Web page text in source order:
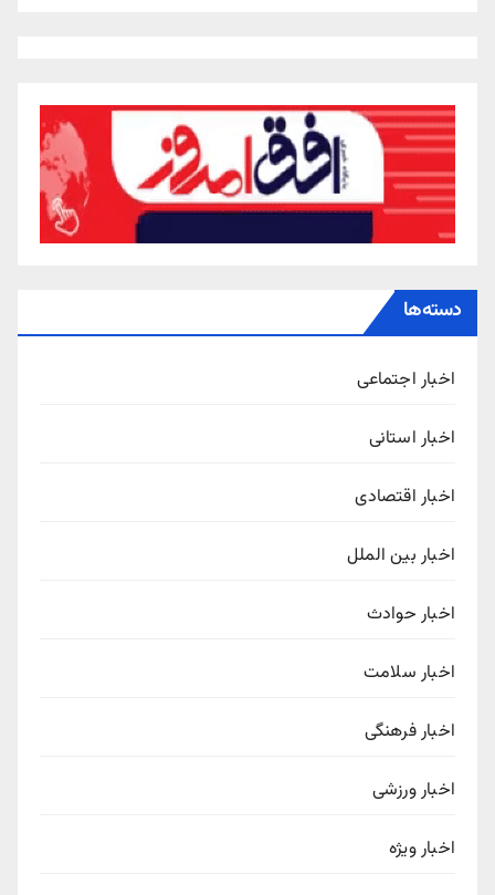
دسته‌ها
اخبار اجتماعی
اخبار استانی
اخبار اقتصادی
اخبار بین الملل
اخبار حوادث
اخبار سلامت
اخبار فرهنگی
اخبار ورزشی
اخبار ویژه